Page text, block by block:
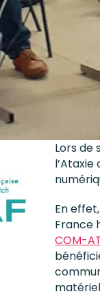
Lors de
En
France
COM-